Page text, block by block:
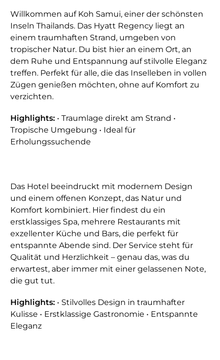
Willkommen auf Koh Samui, einer der schönsten
Inseln Thailands. Das Hyatt Regency liegt an
einem traumhaften Strand, umgeben von
tropischer Natur. Du bist hier an einem Ort, an
dem Ruhe und Entspannung auf stilvolle Eleganz
treffen. Perfekt für alle, die das Inselleben in vollen
Zügen genießen möchten, ohne auf Komfort zu
verzichten.
Highlights: • Traumlage direkt am Strand •
Tropische Umgebung • Ideal für
Erholungssuchende
Das Hotel beeindruckt mit modernem Design
und einem offenen Konzept, das Natur und
Komfort kombiniert. Hier findest du ein
erstklassiges Spa, mehrere Restaurants mit
exzellenter Küche und Bars, die perfekt für
entspannte Abende sind. Der Service steht für
Qualität und Herzlichkeit – genau das, was du
erwartest, aber immer mit einer gelassenen Note,
die gut tut.
Highlights: • Stilvolles Design in traumhafter
Kulisse • Erstklassige Gastronomie • Entspannte
Eleganz